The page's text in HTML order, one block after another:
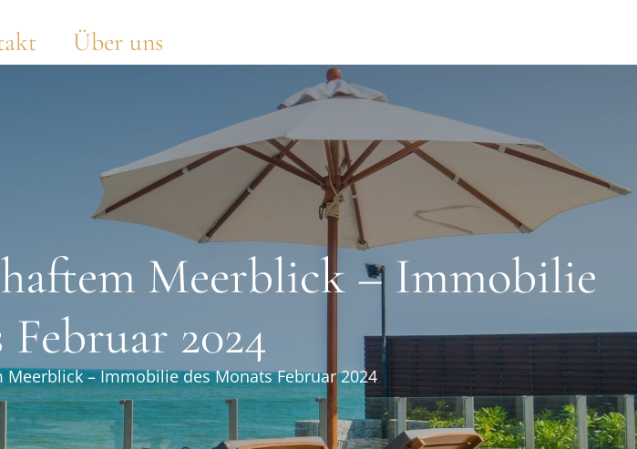
Über uns
Meerblick – Immobilie
2024
– Immobilie des Monats Februar 2024